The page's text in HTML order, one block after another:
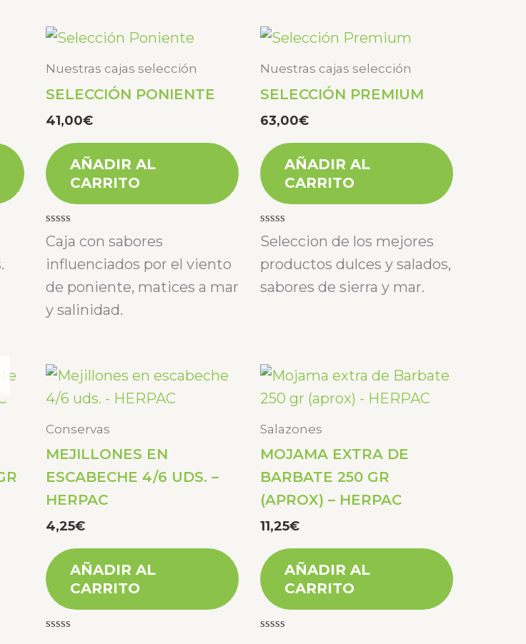
Nuestras cajas selección
SELECCIÓN PONIENTE
41,00€
AÑADIR AL
CARRITO
Valorado
con
0
de
5
Caja con sabores
influenciados por el viento
de poniente, matices a mar
y salinidad.
Nuestras cajas selección
SELECCIÓN PREMIUM
63,00€
AÑADIR AL
CARRITO
Valorado
con
0
de
5
Seleccion de los mejores
productos dulces y salados,
sabores de sierra y mar.
Conservas
MEJILLONES EN
ESCABECHE 4/6 UDS. –
HERPAC
4,25€
AÑADIR AL
CARRITO
Salazones
MOJAMA EXTRA DE
BARBATE 250 GR
(APROX) – HERPAC
11,25€
AÑADIR AL
CARRITO